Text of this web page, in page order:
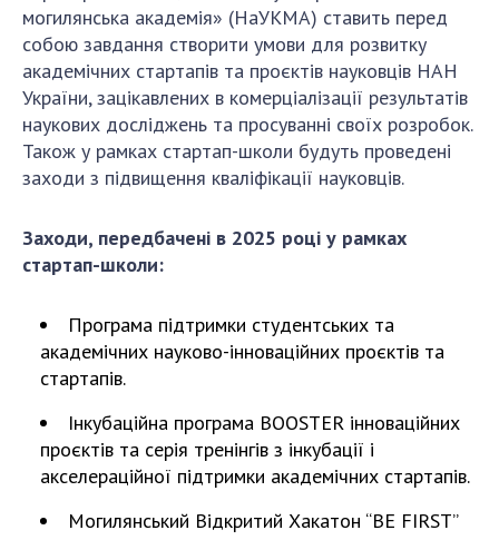
Наукові центри МОН та НАН України
Громадські організації
ДІЯЛЬНІСТЬ
Засідання Президії НАН України
Сесії Загальних зборів НАН України
Річні фінансові звіти НАН України
Наукові публікації та видавнича діяльність
Охорона прав інтелектуальної власності та
трансфер технологій в наукових установах
Наукові об'єкти, що становлять національне
надбання
науковими приладами НАН України
могилянська академія» (НаУКМА) ставить перед
собою завдання створити умови для розвитку
академічних стартапів та проєктів науковців НАН
України, зацікавлених в комерціалізації результатів
наукових досліджень та просуванні своїх розробок.
Також у рамках стартап-школи будуть проведені
заходи з підвищення кваліфікації науковців.
Заходи, передбачені в 2025 році у рамках
стартап-школи:
Програма підтримки студентських та
академічних науково-інноваційних проєктів та
стартапів.
Інкубаційна програма BOOSTER інноваційних
проєктів та серія тренінгів з інкубації і
акселераційної підтримки академічних стартапів.
Могилянський Відкритий Хакатон “BE FIRST”